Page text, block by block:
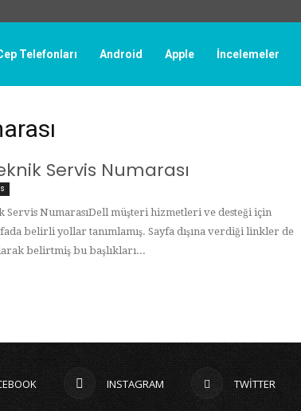
Telefonları Android Apple İncelemeler
Servis Numarası
Servis NumarasıDell müşteri hizmetleri ve desteği için
belirli yollar tanımlamış. Sayfa dışına verdiği linkler de
belirtmiş bu başlıkları...
INSTAGRAM TWITTER